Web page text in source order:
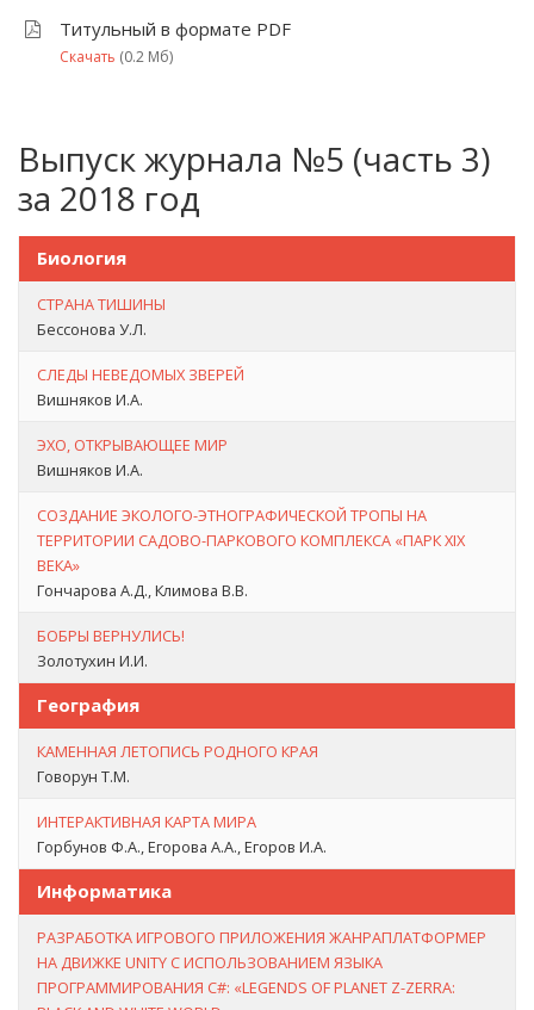
Титульный в формате PDF
Скачать (0.2 Мб)
Выпуск журнала №5 (часть 3)
за 2018 год
Биология
СТРАНА ТИШИНЫ
Бессонова У.Л.
СЛЕДЫ НЕВЕДОМЫХ ЗВЕРЕЙ
Вишняков И.А.
ЭХО, ОТКРЫВАЮЩЕЕ МИР
Вишняков И.А.
СОЗДАНИЕ ЭКОЛОГО-ЭТНОГРАФИЧЕСКОЙ ТРОПЫ НА
ТЕРРИТОРИИ САДОВО-ПАРКОВОГО КОМПЛЕКСА «ПАРК XIX
ВЕКА»
Гончарова А.Д., Климова В.В.
БОБРЫ ВЕРНУЛИСЬ!
Золотухин И.И.
География
КАМЕННАЯ ЛЕТОПИСЬ РОДНОГО КРАЯ
Говорун Т.М.
ИНТЕРАКТИВНАЯ КАРТА МИРА
Горбунов Ф.А., Егорова А.А., Егоров И.А.
Информатика
РАЗРАБОТКА ИГРОВОГО ПРИЛОЖЕНИЯ ЖАНРАПЛАТФОРМЕР
НА ДВИЖКЕ UNITY С ИСПОЛЬЗОВАНИЕМ ЯЗЫКА
ПРОГРАММИРОВАНИЯ C#: «LEGENDS OF PLANET Z-ZERRA: